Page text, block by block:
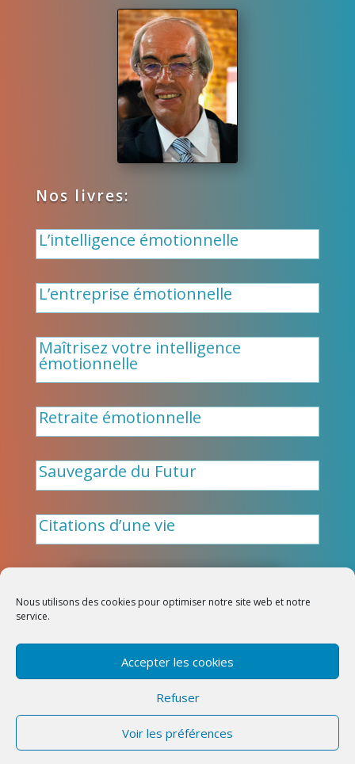
Nous utilisons des cookies pour optimiser notre site web et notre
service.
Accepter les cookies
Refuser
Voir les préférences
Nos livres:
L’intelligence émotionnelle
L’entreprise émotionnelle
Maîtrisez votre intelligence
émotionnelle
Retraite émotionnelle
Sauvegarde du Futur
Citations d’une vie
Conditions Générales de Vente
confidentialité|Mentions
remboursement et de retour